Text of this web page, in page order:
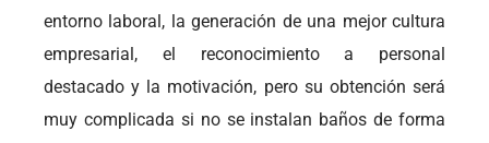
entorno laboral, la generación de una mejor cultura
empresarial, el reconocimiento a personal
destacado y la motivación, pero su obtención será
muy complicada si no se instalan baños de forma